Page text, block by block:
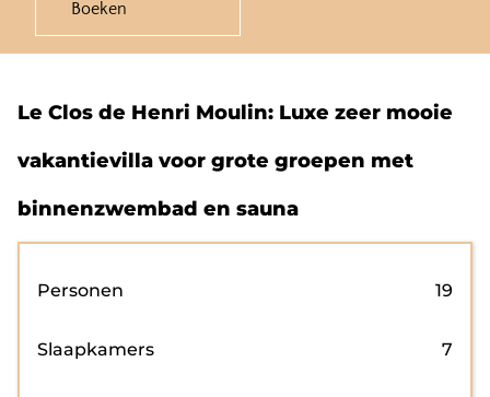
Boeken
Le Clos de Henri Moulin: Luxe zeer mooie
vakantievilla voor grote groepen met
binnenzwembad en sauna
Personen 19
Slaapkamers 7